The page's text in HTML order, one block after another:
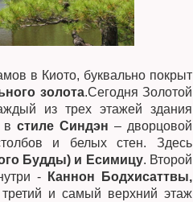
в Киото, буквально покрыт
золота.Сегодня Золотой
из трех этажей здания
встиле Синдэн – дворцовой
и белых стен. Здесь
Будды) и Есимицу. Второй
-
Каннон Бодхисаттвы,
и самый верхний этаж